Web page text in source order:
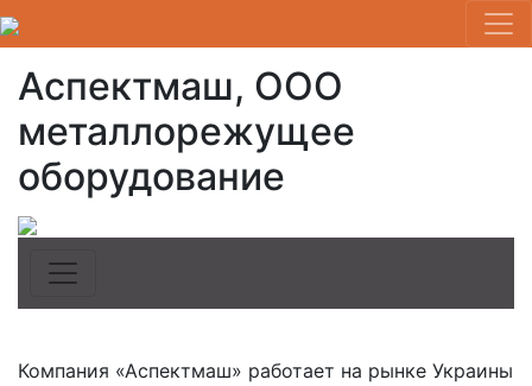
Аспектмаш, ООО
металлорежущее
оборудование
Компания «Аспектмаш» работает на рынке Украины